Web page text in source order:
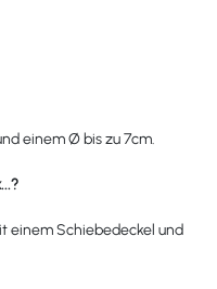
einemØ bis zu 7cm.
...?
einem Schiebedeckel und